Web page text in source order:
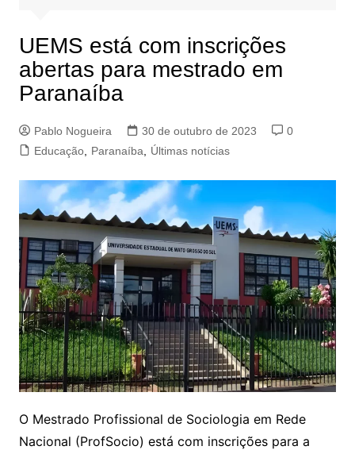
UEMS está com inscrições
abertas para mestrado em
Paranaíba
Pablo Nogueira 30 de outubro de 2023
0
Educação, Paranaíba Últimas notícias
O Mestrado Profissional de Sociologia em Rede
Nacional (ProfSocio) está com inscrições para a